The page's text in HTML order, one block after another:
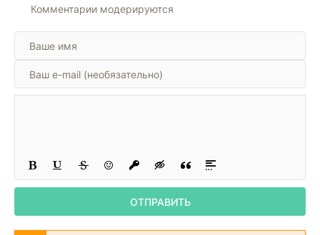
Комментарии модерируются
ОТПРАВИТЬ